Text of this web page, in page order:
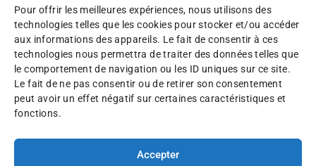
Pour offrir les meilleures expériences, nous utilisons des
technologies telles que les cookies pour stocker et/ou accéder
aux informations des appareils. Le fait de consentir à ces
technologies nous permettra de traiter des données telles que
le comportement de navigation ou les ID uniques sur ce site.
Le fait de ne pas consentir ou de retirer son consentement
peut avoir un effet négatif sur certaines caractéristiques et
fonctions.
Accepter
©
A
F
A
F
M
e
n
t
i
o
n
s
P
l
a
n
d
s